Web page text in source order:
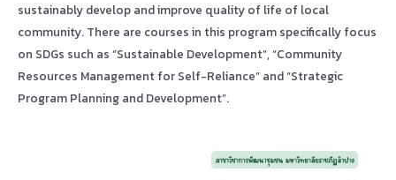
sustainably develop and improve quality of life of local
community. There are courses in this program specifically focus
on SDGs such as “Sustainable Development”, “Community
Resources Management for Self-Reliance” and “Strategic
Program Planning and Development”.